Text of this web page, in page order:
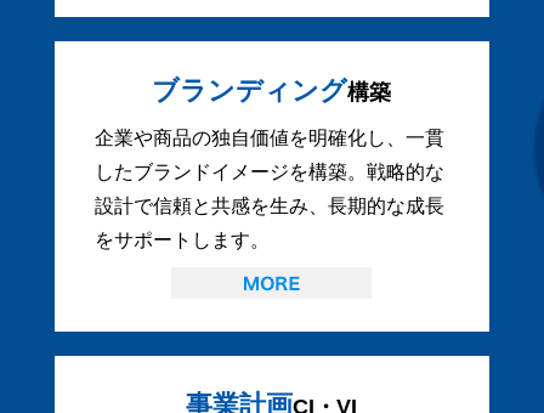
ブランディング構築
企業や商品の独自価値を明確化し、一貫
したブランドイメージを構築。戦略的な
設計で信頼と共感を生み、長期的な成長
をサポートします。
事業計画CI・VI